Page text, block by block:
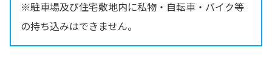
※駐車場及び住宅敷地内に私物・自転車・バイク等
の持ち込みはできません。